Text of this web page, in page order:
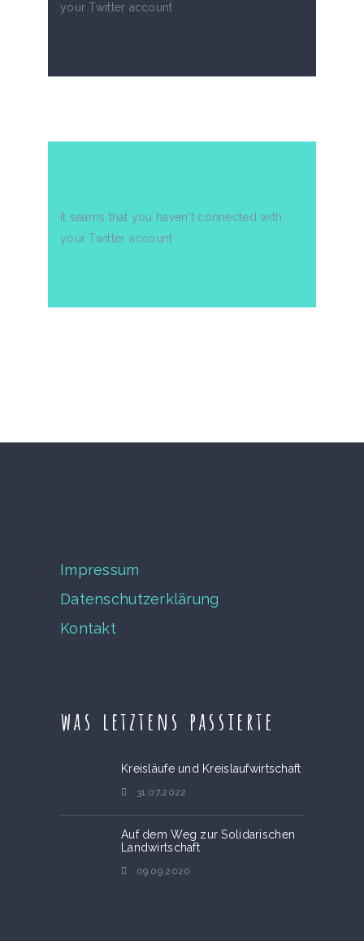
your Twitter account
It seams that you haven't connected with
your Twitter account
Impressum
Datenschutzerklärung
Kontakt
was letztens passierte
Kreisläufe und Kreislaufwirtschaft
31.07.2022
Auf dem Weg zur Solidarischen
Landwirtschaft
09.09.2020